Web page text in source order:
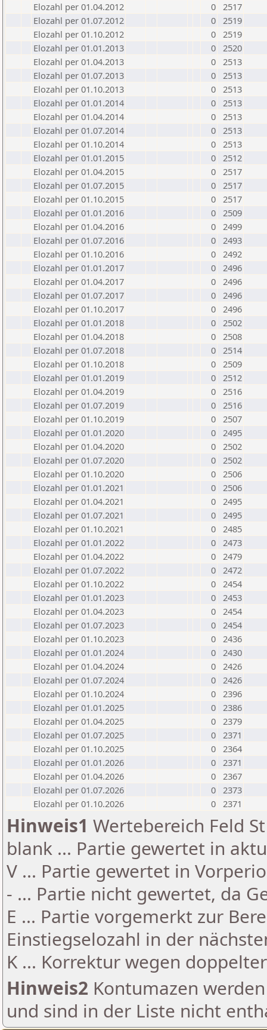
Elozahl per 01.04.2012
0 2517
Elozahl per 01.07.2012
0 2519
Elozahl per 01.10.2012
0 2519
Elozahl per 01.01.2013
0 2520
Elozahl per 01.04.2013
0 2513
Elozahl per 01.07.2013
0 2513
Elozahl per 01.10.2013
0 2513
Elozahl per 01.01.2014
0 2513
Elozahl per 01.04.2014
0 2513
Elozahl per 01.07.2014
0 2513
Elozahl per 01.10.2014
0 2513
Elozahl per 01.01.2015
0 2512
Elozahl per 01.04.2015
0 2517
Elozahl per 01.07.2015
0 2517
Elozahl per 01.10.2015
0 2517
Elozahl per 01.01.2016
0 2509
Elozahl per 01.04.2016
0 2499
Elozahl per 01.07.2016
0 2493
Elozahl per 01.10.2016
0 2492
Elozahl per 01.01.2017
0 2496
Elozahl per 01.04.2017
0 2496
Elozahl per 01.07.2017
0 2496
Elozahl per 01.10.2017
0 2496
Elozahl per 01.01.2018
0 2502
Elozahl per 01.04.2018
0 2508
Elozahl per 01.07.2018
0 2514
Elozahl per 01.10.2018
0 2509
Elozahl per 01.01.2019
0 2512
Elozahl per 01.04.2019
0 2516
Elozahl per 01.07.2019
0 2516
Elozahl per 01.10.2019
0 2507
Elozahl per 01.01.2020
0 2495
Elozahl per 01.04.2020
0 2502
Elozahl per 01.07.2020
0 2502
Elozahl per 01.10.2020
0 2506
Elozahl per 01.01.2021
0 2506
Elozahl per 01.04.2021
0 2495
Elozahl per 01.07.2021
0 2495
Elozahl per 01.10.2021
0 2485
Elozahl per 01.01.2022
0 2473
Elozahl per 01.04.2022
0 2479
Elozahl per 01.07.2022
0 2472
Elozahl per 01.10.2022
0 2454
Elozahl per 01.01.2023
0 2453
Elozahl per 01.04.2023
0 2454
Elozahl per 01.07.2023
0 2454
Elozahl per 01.10.2023
0 2436
Elozahl per 01.01.2024
0 2430
Elozahl per 01.04.2024
0 2426
Elozahl per 01.07.2024
0 2426
Elozahl per 01.10.2024
0 2396
Elozahl per 01.01.2025
0 2386
Elozahl per 01.04.2025
0 2379
Elozahl per 01.07.2025
0 2371
Elozahl per 01.10.2025
0 2364
Elozahl per 01.01.2026
0 2371
Elozahl per 01.04.2026
0 2367
Elozahl per 01.07.2026
0 2373
Elozahl per 01.10.2026
0 2371
Hinweis1 Wertebereich Feld
blank ... Partie gewertet in
V ... Partie gewertet in
- ... Partie nicht gewertet, da
E ... Partie vorgemerkt zur
Einstiegselozahl in der
K ... Korrektur wegen
Hinweis2 Kontumazen
und sind in der Liste nicht